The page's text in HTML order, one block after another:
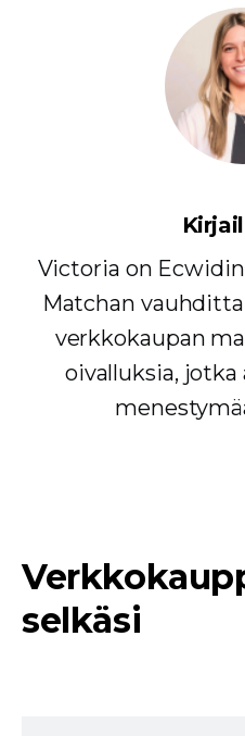
Victoria on
Matchan
verkkokaupan
oivalluksia,
selkäsi